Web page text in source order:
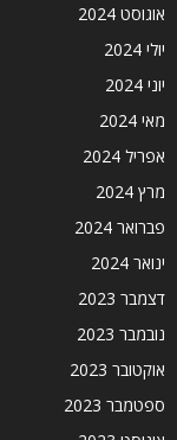
אוגוסט 2024
יולי 2024
יוני 2024
מאי 2024
אפריל 2024
מרץ 2024
פברואר 2024
ינואר 2024
דצמבר 2023
נובמבר 2023
אוקטובר 2023
ספטמבר 2023